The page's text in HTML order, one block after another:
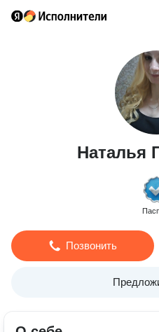
Наталья
Позвонить